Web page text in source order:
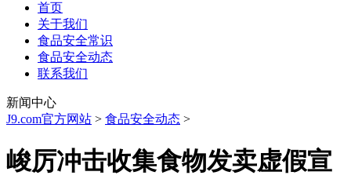
首页
关于我们
食品安全常识
食品安全动态
联系我们
新闻中心
J9.com官方网站 > 食品安全动态 >
峻厉冲击收集食物发卖虚假宣